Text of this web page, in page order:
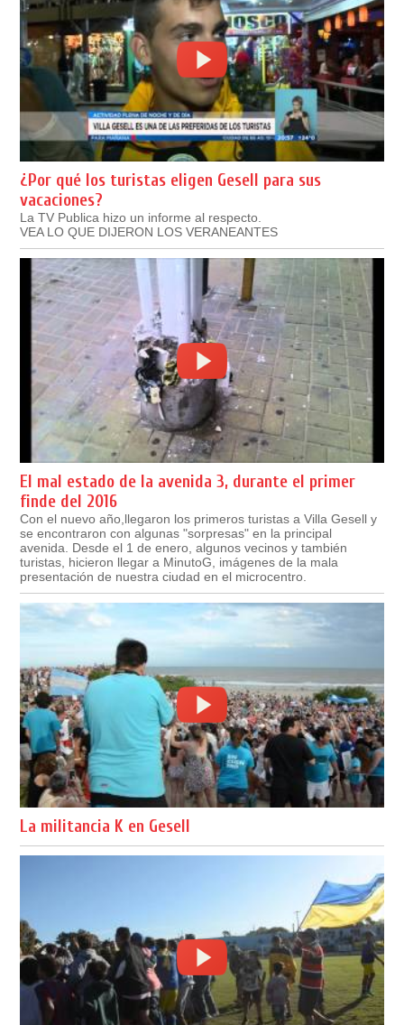
¿Por qué los turistas eligen Gesell para sus
vacaciones?
La TV Publica hizo un informe al respecto.
VEA LO QUE DIJERON LOS VERANEANTES
El mal estado de la avenida 3, durante el primer
finde del 2016
Con el nuevo año,llegaron los primeros turistas a Villa Gesell y
se encontraron con algunas "sorpresas" en la principal
avenida. Desde el 1 de enero, algunos vecinos y también
turistas, hicieron llegar a MinutoG, imágenes de la mala
presentación de nuestra ciudad en el microcentro.
La militancia K en Gesell